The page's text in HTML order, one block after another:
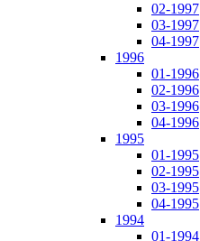
02-1997
03-1997
04-1997
1996
01-1996
02-1996
03-1996
04-1996
1995
01-1995
02-1995
03-1995
04-1995
1994
01-1994